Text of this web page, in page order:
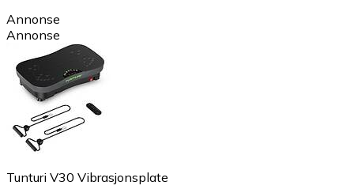
Annonse
Annonse
Tunturi V30 Vibrasjonsplate